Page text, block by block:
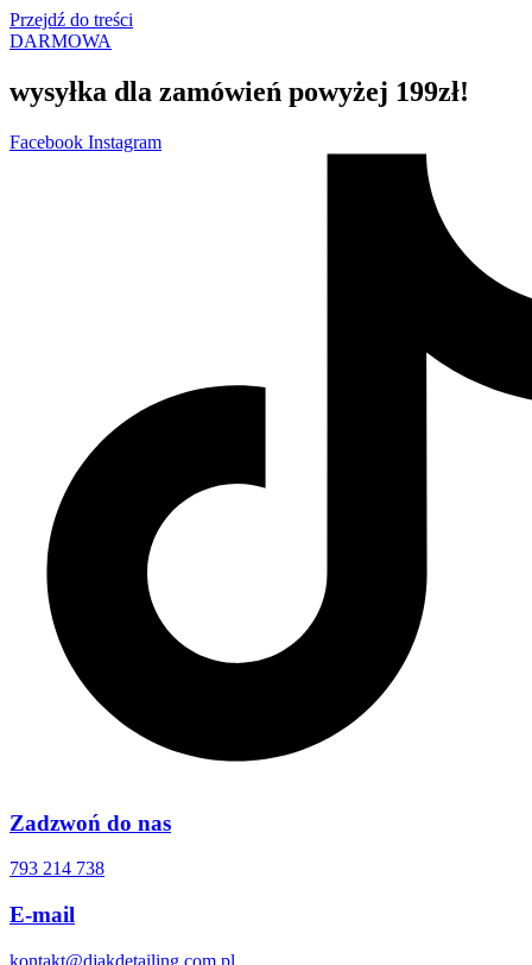
Przejdź do treści
DARMOWA
wysyłka dla zamówień powyżej 199zł!
Facebook Instagram
Zadzwoń do nas
793 214 738
E-mail
kontakt@djakdetailing.com.pl